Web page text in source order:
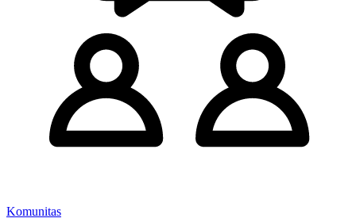
Komunitas